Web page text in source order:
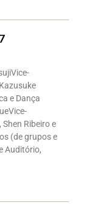
e Dança
Ribeiro e
(de grupos e
Auditório,